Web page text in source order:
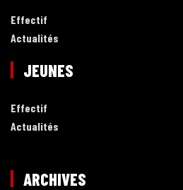
Effectif
Actualités
JEUNES
Effectif
Actualités
ARCHIVES